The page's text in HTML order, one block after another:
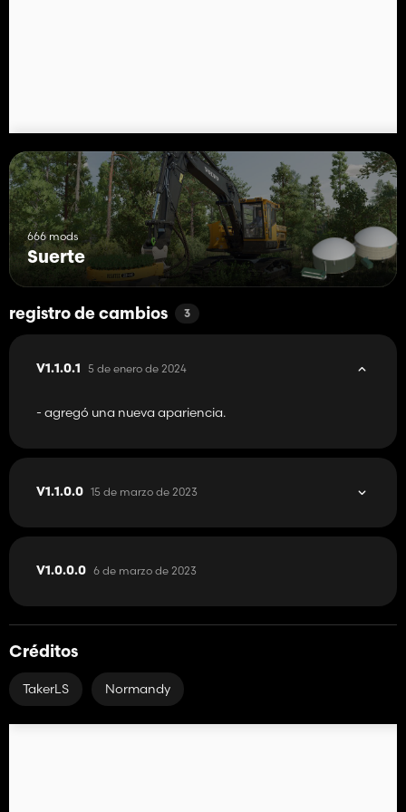
666 mods
Suerte
registro de cambios 3
V1.1.0.1 5 de enero de 2024
- agregó una nueva apariencia.
V1.1.0.0 15 de marzo de 2023
V1.0.0.0 6 de marzo de 2023
Créditos
TakerLS Normandy